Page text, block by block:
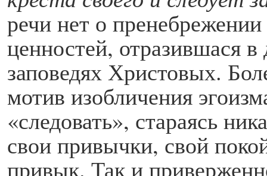
речи нет о
ценностей, отразившася
заповедях Христовых.
мотив изобличения
«следовать», стараясь
свои привычки, свой
привык. Так и